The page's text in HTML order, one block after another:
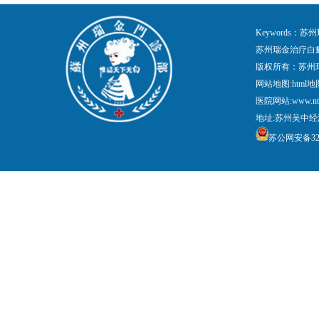
Keywords：苏
苏州瑞金治疗白
版权所有：苏
网站地图:html地
医院网站
地址:苏州吴中
苏公网安备